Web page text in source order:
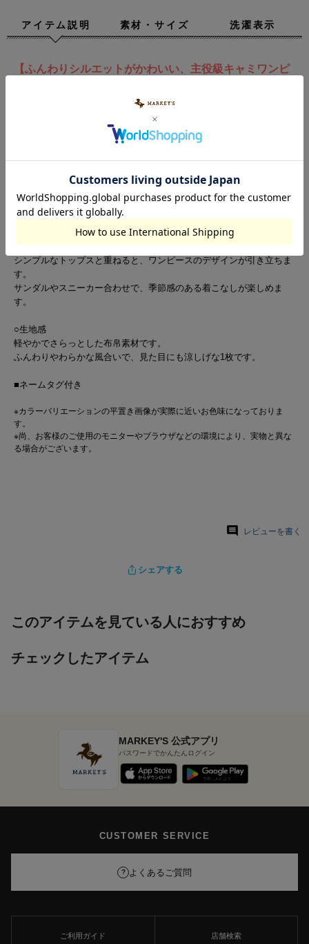
アイテム説明 素材・サイズ 洗濯表示
【ふんわりシルエットがかわいい、主役級キャミワンピ
ギャザーをたっぷり入れたフリルデザインが目を引くキャミワンピー
細かなチェック柄に配色のパイピングを効かせて、甘さの中に遊び心
○スタイリング
インナーにＴシャツを合わせるだけで、簡単におでかけコーデが完成
します。
シンプルなトップスと重ねると、ワンピースのデザインが引き立ちま
す。
サンダルやスニーカー合わせで、季節感のある着こなしが楽しめま
す。
○生地感
軽やかでさらっとした布帛素材です。
ふんわりやわらかな風合いで、見た目にも涼しげな1枚です。
■ネームタグ付き
※カラーバリエーションの平置き画像が実際に近いお色味になっておりま
す。
※尚、お客様のご使用のモニターやブラウザなどの環境により、実物と異な
る場合がございます。
レビューを書く
シェアする
このアイテムを見ている人におすすめ
チェックしたアイテム
MARKEY'S 公式アプリ
パスワードでかんたんログイン
CUSTOMER SERVICE
? よくあるご質問
ご利用ガイド 店舗検索